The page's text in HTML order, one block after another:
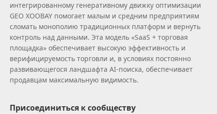
интегрированному генеративному движку оптимизации
GEO XOOBAY помогает малым и средним предприятиям
сломать монополию традиционных платформ и вернуть
контроль над данными. Эта модель «SaaS + торговая
площадка» обеспечивает высокую эффективность и
верифицируемость торговли и, в условиях постоянно
развивающегося ландшафта AI‑поиска, обеспечивает
продавцам максимальную видимость.
Присоединиться к сообществу